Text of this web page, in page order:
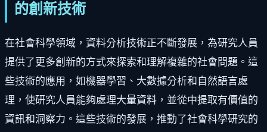
的創新技術
在社會科學領域，資料分析技術正不斷發展，為研究人員
提供了更多創新的方式來探索和理解複雜的社會問題。這
些技術的應用，如機器學習、大數據分析和自然語言處
理，使研究人員能夠處理大量資料，並從中提取有價值的
資訊和洞察力。這些技術的發展，推動了社會科學研究的